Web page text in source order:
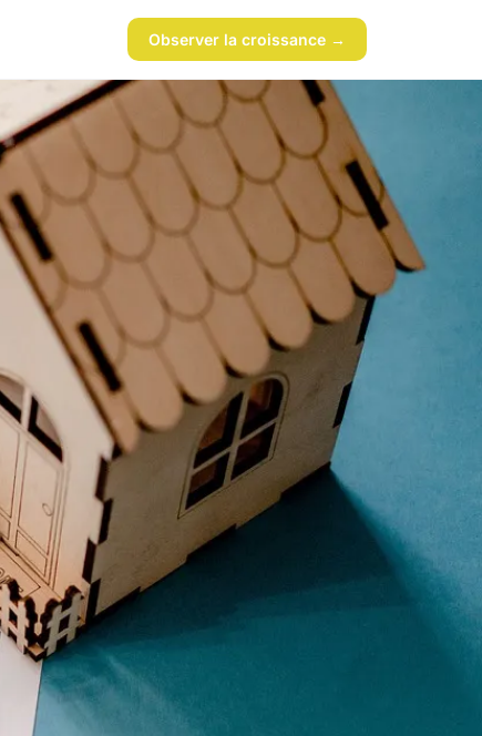
Observer la croissance →